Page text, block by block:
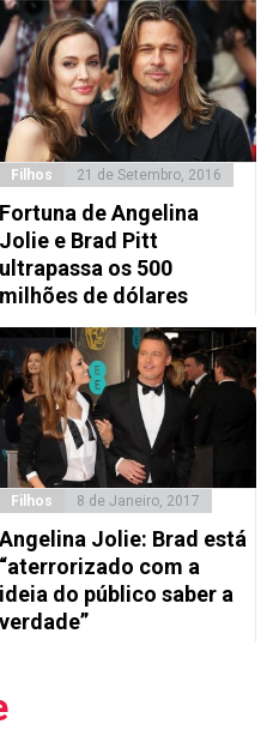
Filhos 21 de Setembro, 2016
Fortuna de Angelina
Jolie e Brad Pitt
ultrapassa os 500
milhões de dólares
Filhos 8 de Janeiro, 2017
Jolie: Brad está
“aterrorizado com a
ideia do público saber a
verdade”